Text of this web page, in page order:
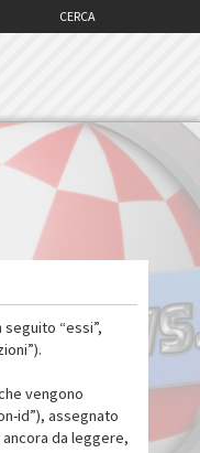
CERCA
“essi”,
vengono
id”), assegnato
da leggere,